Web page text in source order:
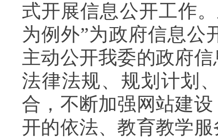
式开展信息公开工作
为例外”为政府信息公
主动公开我委的政府
法律法规、规划计划
合，不断加强网站建
开的依法、教育教学